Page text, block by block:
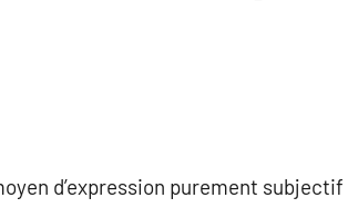
d’expression purement subjectif